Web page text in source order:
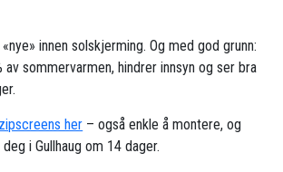
innen solskjerming. Og med god grunn:
av sommervarmen, hindrer innsyn og ser bra
her – også enkle å montere, og
i Gullhaug om 14 dager.